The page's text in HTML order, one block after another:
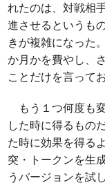
れたのは、対戦相
進させるというも
きが複雑になった
か月かを費やし、
ことだけを言って
もう１つ何度も
した時に得るもの
た時に効果を得る
突・トークンを生
うバージョンを試